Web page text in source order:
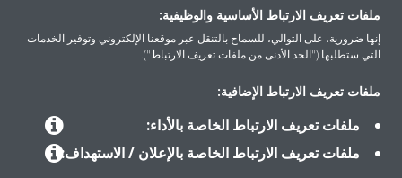
المنتجات
ملفات تعريف الارتباط الأساسية والوظيفية:
إنها ضرورية، على التوالي، للسماح بالتنقل عبر موقعنا الإلكتروني وتوفير الخدمات
التي ستطلبها ("الحد الأدنى من ملفات تعريف الارتباط").
ملفات تعريف الارتباط الإضافية:
ملفات تعريف الارتباط الخاصة بالأداء:
ملفات تعريف الارتباط الخاصة بالإعلان / الاستهداف: